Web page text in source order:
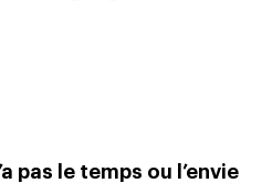
pas le temps ou l’envie